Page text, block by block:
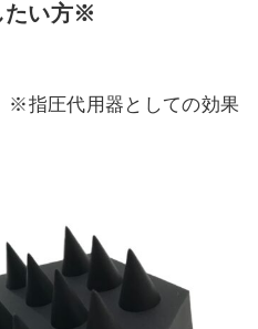
たい方※
※指圧代用器としての効果